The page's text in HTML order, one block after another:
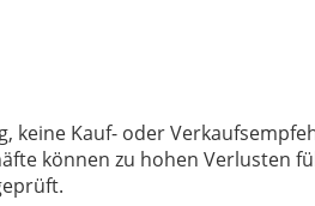
keine Kauf- oder
können zu hohen Verlusten